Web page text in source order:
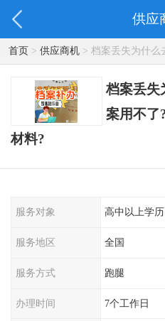
供应
首页> 供应商机> 档案丢失为什么
补办的档案缺少材料?
档案丢失
案用不了
材料?
服务对象 高中以上学历
服务地区 全国
服务方式 跑腿
办理时间 7个工作日